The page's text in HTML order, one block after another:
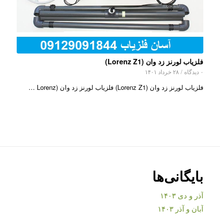
فلزیاب لورنز زد وان (Lorenz Z1)
۰ دیدگاه / ۲۸ خرداد ۱۴۰۱
فلزیاب لورنز زد وان (Lorenz Z1) فلزیاب لورنز زد وان (Lorenz …
بایگانی‌ها
آذر و دی ۱۴۰۳
آبان و آذر ۱۴۰۳